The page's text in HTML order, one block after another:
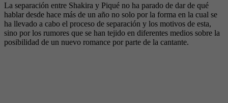
La separación entre Shakira y Piqué no ha parado de dar de qué
hablar desde hace más de un año no solo por la forma en la cual se
ha llevado a cabo el proceso de separación y los motivos de esta,
sino por los rumores que se han tejido en diferentes medios sobre la
posibilidad de un nuevo romance por parte de la cantante.